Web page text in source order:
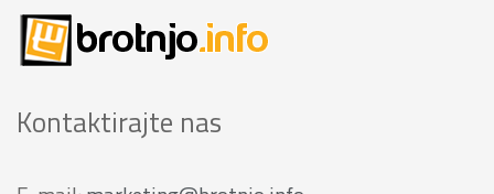
Kontaktirajte nas